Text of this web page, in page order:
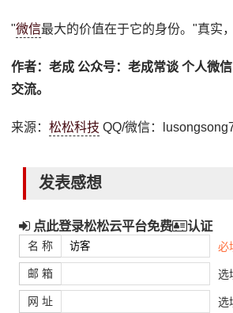
"微信最大的价值在于它的身份。"真实，
作者：老成 公众号：老成常谈 个人微
交流。
来源：松松科技 QQ/微信：
发表感想
点此登录松松云平台免费 认证
名 称 必
邮 箱 选
网 址 选